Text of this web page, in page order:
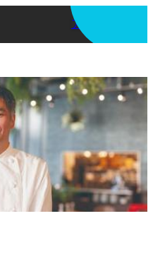
アプリを使う